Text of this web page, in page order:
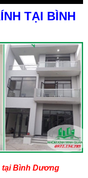
TẠI BÌNH
tại Bình Dương